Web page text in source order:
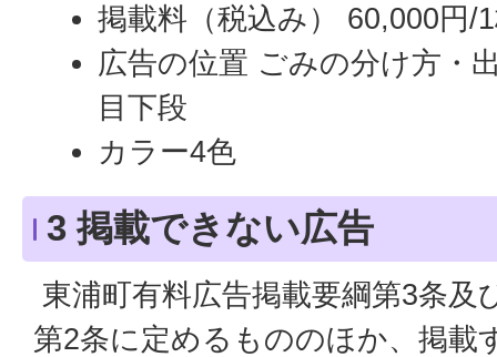
掲載料（税込み） 60,000円/
広告の位置 ごみの分け方・
目下段
カラー4色
3 掲載できない広告
東浦町有料広告掲載要綱第3条及
第2条に定めるもののほか、掲載